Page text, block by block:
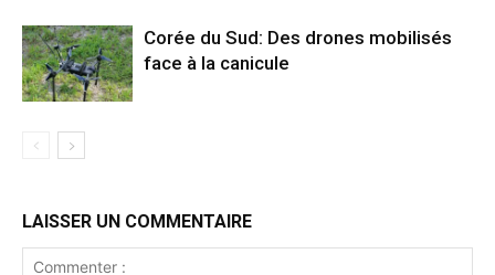
Corée du Sud: Des drones mobilisés
face à la canicule
LAISSER UN COMMENTAIRE